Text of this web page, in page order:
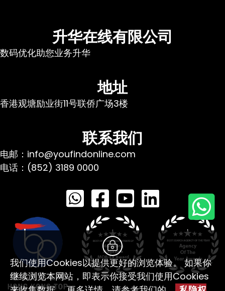
升华在线有限公司
数码优化助您业务升华
地址
香港观塘励业街11号联侨广场3楼
联系我们
电邮：info@youfindonline.com
电话：(852) 3189 0000
我们使用Cookies以提供更好的浏览体验。 如果你
继续浏览本网站，即表示你接受我们使用Cookies